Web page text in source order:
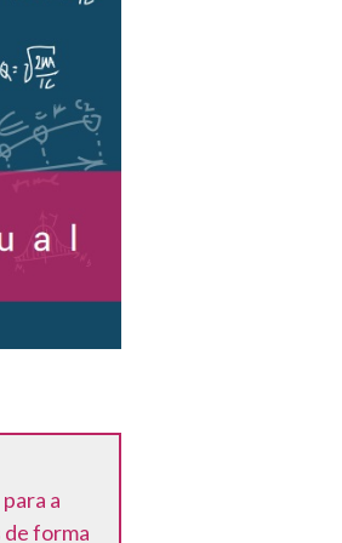
a
de forma